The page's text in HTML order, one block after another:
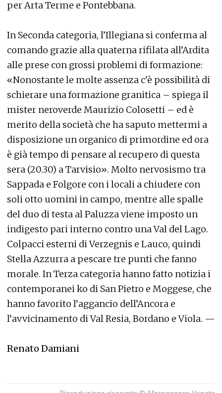
per Arta Terme e Pontebbana.
In Seconda categoria, l’Illegiana si conferma al
comando grazie alla quaterna rifilata all’Ardita
alle prese con grossi problemi di formazione:
«Nonostante le molte assenza c’è possibilità di
schierare una formazione granitica – spiega il
mister neroverde Maurizio Colosetti – ed è
merito della società che ha saputo mettermi a
disposizione un organico di primordine ed ora
è già tempo di pensare al recupero di questa
sera (20.30) a Tarvisio». Molto nervosismo tra
Sappada e Folgore con i locali a chiudere con
soli otto uomini in campo, mentre alle spalle
del duo di testa al Paluzza viene imposto un
indigesto pari interno contro una Val del Lago.
Colpacci esterni di Verzegnis e Lauco, quindi
Stella Azzurra a pescare tre punti che fanno
morale. In Terza categoria hanno fatto notizia i
contemporanei ko di San Pietro e Moggese, che
hanno favorito l’aggancio dell’Ancora e
l’avvicinamento di Val Resia, Bordano e Viola. —
Renato Damiani